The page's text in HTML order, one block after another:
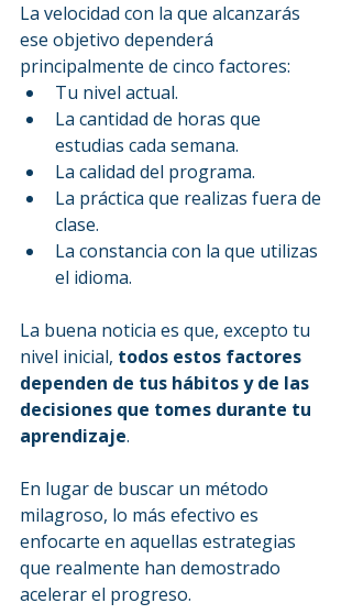
La velocidad con la que alcanzarás
ese objetivo dependerá
principalmente de cinco factores:
Tu nivel actual.
La cantidad de horas que
estudias cada semana.
La calidad del programa.
La práctica que realizas fuera de
clase.
La constancia con la que utilizas
el idioma.
La buena noticia es que, excepto tu
nivel inicial, todos estos factores
dependen de tus hábitos y de las
decisiones que tomes durante tu
aprendizaje.
En lugar de buscar un método
milagroso, lo más efectivo es
enfocarte en aquellas estrategias
que realmente han demostrado
acelerar el progreso.